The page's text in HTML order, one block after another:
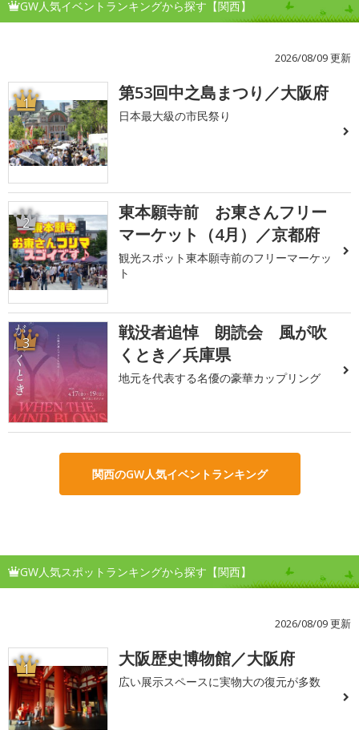
GW人気イベントランキングから探す【関西】
2026/08/09 更新
1 第53回中之島まつり／大阪府
日本最大級の市民祭り
2
東本願寺前 お東さんフリー
マーケット（4月）／京都府
観光スポット東本願寺前のフリーマーケッ
ト
3
戦没者追悼 朗読会 風が吹
くとき／兵庫県
地元を代表する名優の豪華カップリング
関西のGW人気イベントランキング
GW人気スポットランキングから探す【関西】
2026/08/09 更新
1 大阪歴史博物館／大阪府
広い展示スペースに実物大の復元が多数